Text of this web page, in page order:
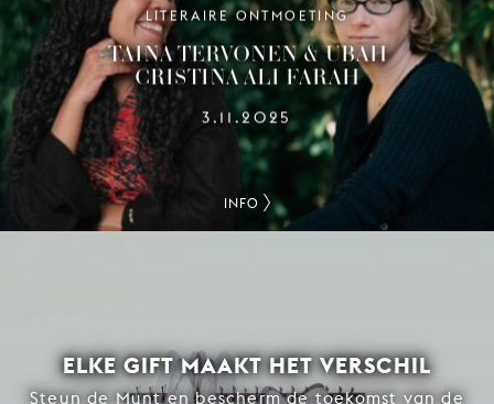
LITERAIRE ONTMOETING
TAINA TERVONEN & UBAH
CRISTINA ALI FARAH
3.11.2025
INFO
ELKE GIFT MAAKT HET VERSCHIL
Steun de Munt en bescherm de toekomst van de